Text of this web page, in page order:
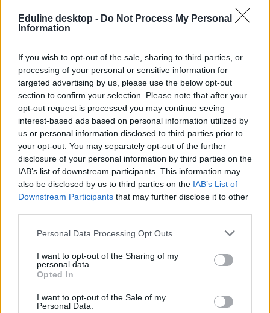
Eduline desktop - Do Not Process My Personal
Information
If you wish to opt-out of the sale, sharing to third parties, or
processing of your personal or sensitive information for
targeted advertising by us, please use the below opt-out
section to confirm your selection. Please note that after your
opt-out request is processed you may continue seeing
interest-based ads based on personal information utilized by
us or personal information disclosed to third parties prior to
your opt-out. You may separately opt-out of the further
disclosure of your personal information by third parties on the
IAB’s list of downstream participants. This information may
also be disclosed by us to third parties on the IAB’s List of
Downstream Participants that may further disclose it to other
Personal Data Processing Opt Outs
I want to opt-out of the Sharing of my
personal data.
Opted In
I want to opt-out of the Sale of my
Personal Data.
Nehezebb mint tavaly és távolodik a B1-es szinttől -
ilyennek látta a szaktanár a középszintű
„Ez most nehezebbnek tűnik. Volt, ahol kellett gondolkodni, és
volt, ami nem volt egyértelmű” – mondta az Eduline-nak Pásztiné
Fritz Adrienn angoltanár, a LanguageCert Nyelvvizsgaközpont
vezetője a 2026-os középszintű angolérettségiről.